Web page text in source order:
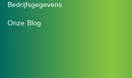
Bedrijfsgegevens
Onze Blog